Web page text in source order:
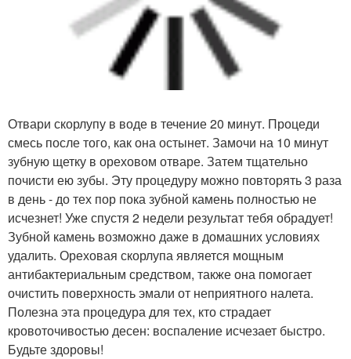
Отвари скорлупу в воде в течение 20 минут. Процеди
смесь после того, как она остынет. Замочи на 10 минут
зубную щетку в ореховом отваре. Затем тщательно
почисти ею зубы. Эту процедуру можно повторять 3 раза
в день - до тех пор пока зубной камень полностью не
исчезнет! Уже спустя 2 недели результат тебя обрадует!
Зубной камень возможно даже в домашних условиях
удалить. Ореховая скорлупа является мощным
антибактериальным средством, также она помогает
очистить поверхность эмали от неприятного налета.
Полезна эта процедура для тех, кто страдает
кровоточивостью десен: воспаление исчезает быстро.
Будьте здоровы!